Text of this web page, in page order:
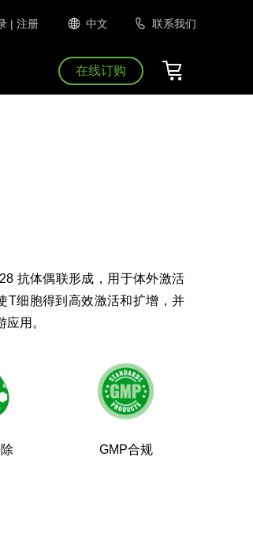
| 注册 中文 联系我们
在线订购
抗体偶联形成，用于体外激活
T细胞得到高效激活和扩增，并
用。
GMP合规